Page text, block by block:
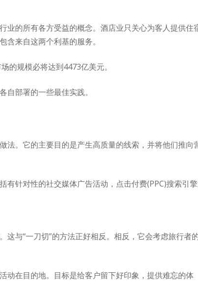
业的所有各方受益的概念。酒店业只关心为客人提供住
来自这两个利基的服务。
的规模必将达到4473亿美元。
部署的一些最佳实践。
法。它的主要目的是产生高质量的线索，并将他们推向
针对性的社交媒体广告活动，点击付费(PPC)搜索引
与“一刀切”的方法正好相反。相反，它会考虑旅行者
动在目的地。目标是给客户留下好印象，提供难忘的体